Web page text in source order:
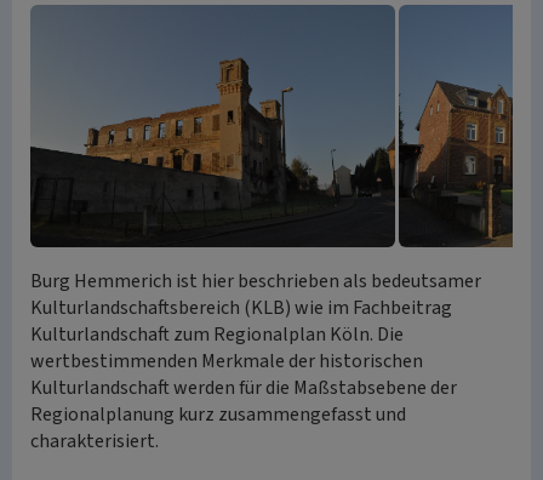
Burg Hemmerich ist hier beschrieben als bedeutsamer
Kulturlandschaftsbereich (KLB) wie im Fachbeitrag
Kulturlandschaft zum Regionalplan Köln. Die
wertbestimmenden Merkmale der historischen
Kulturlandschaft werden für die Maßstabsebene der
Regionalplanung kurz zusammengefasst und
charakterisiert.